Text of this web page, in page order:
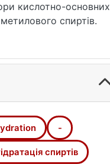
кислотно-основних
спиртів.
-
спиртів